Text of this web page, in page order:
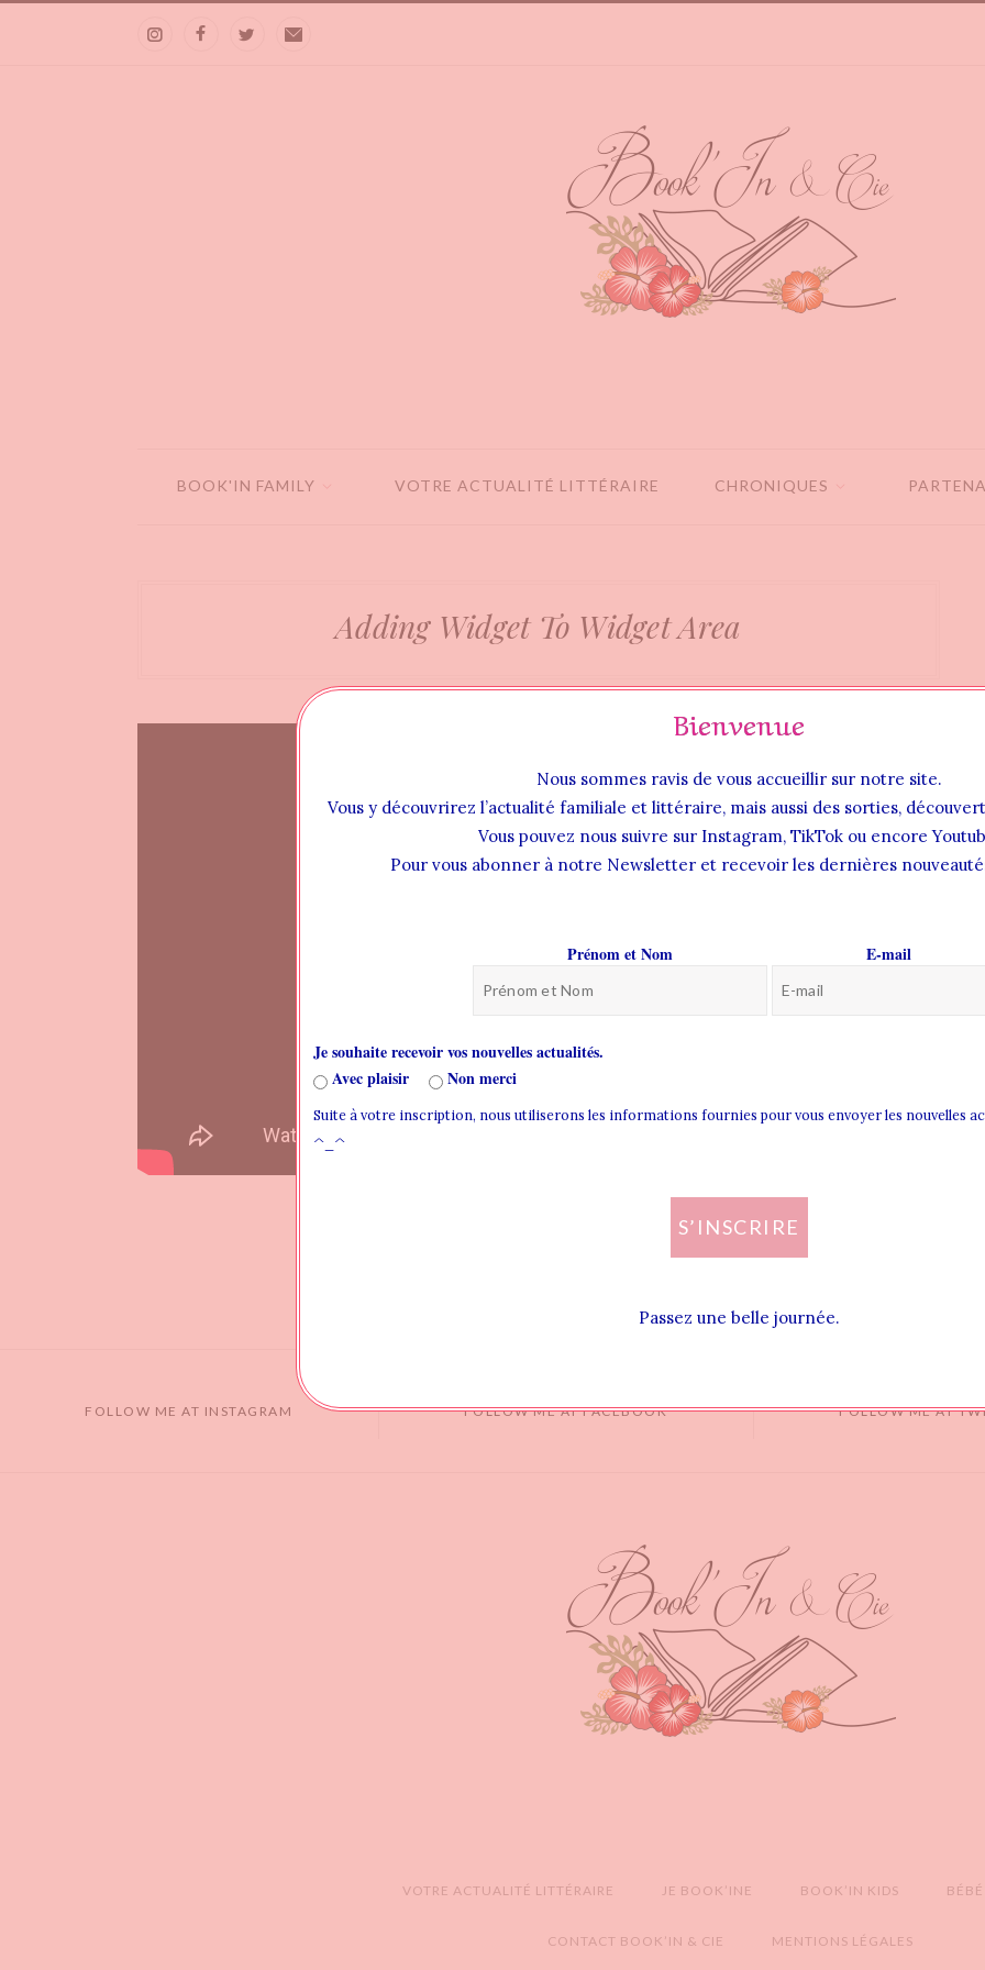
BOOK'IN FAMILY VOTRE ACTUALITÉ LITTÉRAIRE CHRONIQUES
Adding Widget To Widget Area
FOLLOW ME AT INSTAGRAM FOLLOW ME AT FACEBOOK FOLLOW ME AT
VOTRE ACTUALITÉ LITTÉRAIRE JE BOOK’INE BOOK’IN KIDS
CONTACT BOOK’IN & CIE MENTIONS LÉGALES
Bienvenue
Nous sommes ravis de vous accueillir sur notre site.
Vous y découvrirez l’actualité familiale et littéraire, mais aussi des sorties,
Vous pouvez nous suivre sur Instagram, TikTok ou encore
Pour vous abonner à notre Newsletter et recevoir les dernières
Prénom et Nom E-mail
Je souhaite recevoir vos nouvelles actualités.
Avec plaisir
Non merci
Suite à votre inscription, nous utiliserons les informations fournies pour vous envoyer les nouvelles
^_^
S’INSCRIRE
Passez une belle journée.